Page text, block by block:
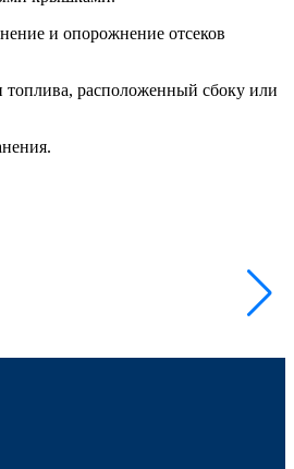
и опорожнение отсеков
топлива, расположенный сбоку или